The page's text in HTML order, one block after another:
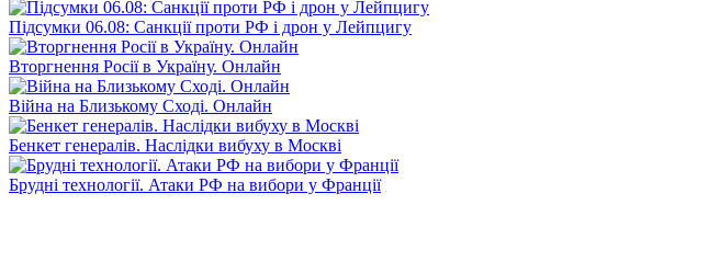
Підсумки 06.08: Санкції проти РФ і дрон у Лейпцигу
Вторгнення Росії в Україну. Онлайн
Війна на Близькому Сході. Онлайн
Бенкет генералів. Наслідки вибуху в Москві
Брудні технології. Атаки РФ на вибори у Франції